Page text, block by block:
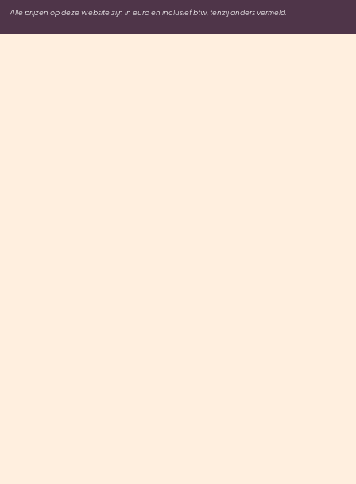
Alle prijzen op deze website zijn in euro en inclusief btw, tenzij anders vermeld.